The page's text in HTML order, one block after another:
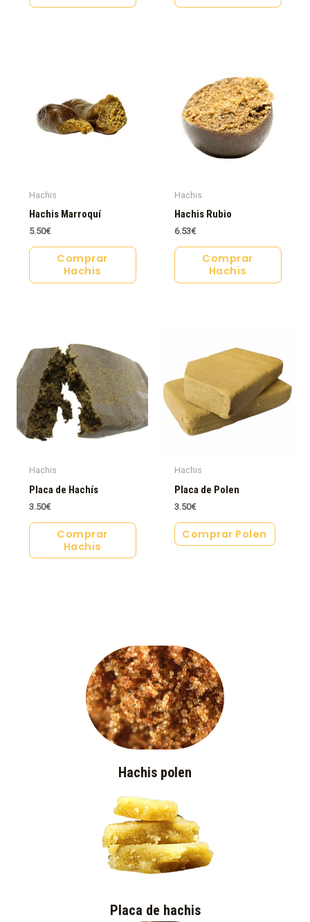
Hachis
Hachis Marroquí
5.50€
Comprar
Hachis
Hachis
Hachis Rubio
6.53€
Comprar
Hachis
Hachis
Placa de Hachís
3.50€
Comprar
Hachis
Hachis
Placa de Polen
3.50€
Comprar Polen
Hachis polen
Placa de hachis